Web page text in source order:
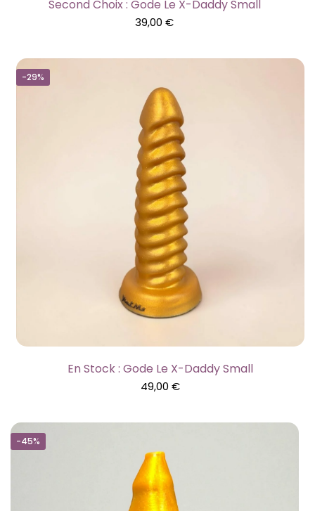
Second Choix : Gode Le X-Daddy Small
39,00€
-29%
En Stock : Gode Le X-Daddy Small
49,00€
-45%